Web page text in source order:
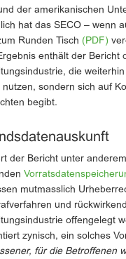
der amerikanischen
hat das SECO – wenn
Runden Tisch (PDF)
enthält der Bericht
die
nutzen, sondern sich auf
begibt.
der Bericht unter
mutmasslich
und
offengelegt
zynisch, ein solches
für die Betroffenen